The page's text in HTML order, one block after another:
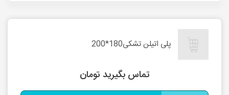
پلی اتیلن تشکی180*200
تماس بگیرید تومان